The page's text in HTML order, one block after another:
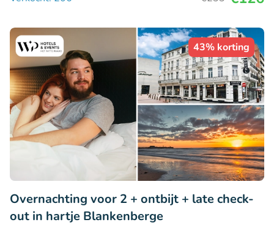
43% korting
Overnachting voor 2 + ontbijt + late check-
out in hartje Blankenberge